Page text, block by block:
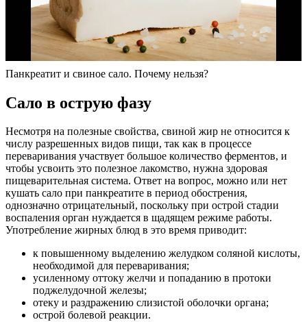
Панкреатит и свиное сало. Почему нельзя?
Сало в острую фазу
Несмотря на полезные свойства, свиной жир не относится к
числу разрешенных видов пищи, так как в процессе
переваривания участвует большое количество ферментов, и
чтобы усвоить это полезное лакомство, нужна здоровая
пищеварительная система. Ответ на вопрос, можно или нет
кушать сало при панкреатите в период обострения,
однозначно отрицательный, поскольку при острой стадии
воспаления орган нуждается в щадящем режиме работы.
Употребление жирных блюд в это время приводит:
к повышенному выделению желудком соляной кислоты,
необходимой для переваривания;
усиленному оттоку желчи и попаданию в протоки
поджелудочной железы;
отеку и раздражению слизистой оболочки органа;
острой болевой реакции.